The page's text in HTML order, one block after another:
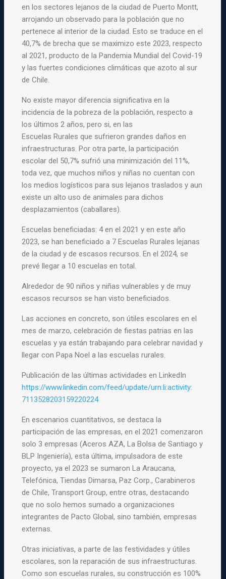
en los sectores lejanos de la ciudad de Puerto Montt,
arrojando un observadopara la población que no
pertenece al interior de la ciudad. Esto se traduce en el
40,7% de brecha que se maximizo este 2023, respecto
al 2021, producto de la Pandemia Mundial del Covid-19
y las fuertes condiciones climáticas que azoto al sur
de Chile.
No existe mayor diferencia significativa en la
incidencia de la pobreza de la población, respecto a
los últimos 2 años, pero si, en las
Escuelas Rurales que sufrierongrandes daños en
infraestructuras. Por otra parte, la participación
escolar del 50,7% sufrió una minimización del 11%,
toda vez, que muchos niños y niñas no cuentan con
los medios logísticospara sus lejanos traslados y aun
existe un alto uso de animalespara dichos
desplazamientos (caballares).
Escuelas beneficiadas: 4 en el 2021 y en este año
2023, se han beneficiado a 7 Escuelas Rurales lejanas
de la ciudad y de escasos recursos. En el 2024, se
prevé llegar a 10 escuelas en total.
Alrededor de 90 niños y niñas vulnerables y de muy
escasos recursos se han visto beneficiados.
Las acciones en concreto, son útiles escolares en el
mes de marzo, celebración de fiestas patrias en las
escuelas y ya están trabajando para celebrar navidad y
llegar con Papa Noel a las escuelas rurales.
Publicación de las últimas actividades en LinkedIn
https://www.linkedin.com/feed/update/urn:li:activity:
7113528203159220224
En escenarios cuantitativos, se destaca la
participación de las empresas, en el 2021 comenzaron
solo 3 empresas (AcerosAZA, La Bolsa de Santiago y
BLP Ingeniería), esta última, impulsadora de este
proyecto, ya el 2023 se sumaron La Araucana,
Telefónica, Tiendas Dimarsa, Paz Corp., Carabineros
de Chile, Transport Group, entre otras, destacando
que no solo hemos sumado a organizaciones
integrantes de Pacto Global, sino también, empresas
externas.
Otras iniciativas, a parte de las festividades y útiles
escolares, son la reparación de sus infraestructuras.
Como son escuelas rurales, su construcción es 100%